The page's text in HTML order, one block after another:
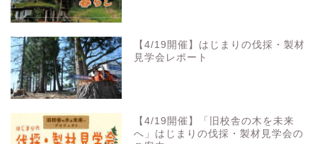
【4/19開催】はじまりの伐採・製材
見学会レポート
【4/19開催】「旧校舎の木を未来
へ」はじまりの伐採・製材見学会の